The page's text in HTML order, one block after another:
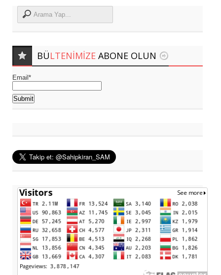
BÜLTENIMIZE ABONE OLUN
Email*